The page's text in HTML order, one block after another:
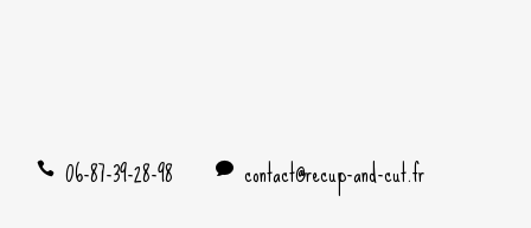
06-87-39-28-98 contact@recup-and-cut.fr